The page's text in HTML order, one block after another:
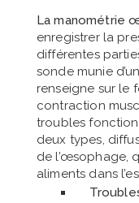
Nous Contacter
La manométrie
enregistrer la
différentes
sonde munie
renseigne sur le
contraction
troubles
deux types,
de l’œsophage,
aliments dans